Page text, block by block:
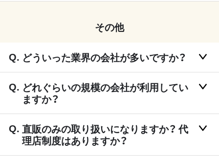
その他
どういった業界の会社が多いですか？
どれぐらいの規模の会社が利用してい
ますか？
直販のみの取り扱いになりますか？ 代
理店制度はありますか？